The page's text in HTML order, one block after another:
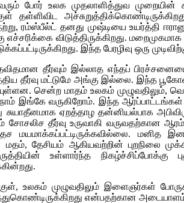
போர் உலக முதலாளித்துவ
தள்ளிவிட
ரம்ஸ்பீல்ட் தனது முஷ்டியை உயர்த்தி
எச்சரிக்கை விடுத்திருக்கிறது.
இந்த பேரழிவு ஒரு
தீர்வும் இல்லாத எந்தப்
தீர்வு மட்டுமே அங்கு இல்லை. இந்த
சென்ற மாதம் உலகம்
நாம் இங்கே வருகிறோம். இந்த
சுயாதீனமாக ஏறத்தாழ தன்னியல்பாக
சோசலிச தீர்வு உருவாகி வருவதற்கான
மயமாக்கப்பட்டிருக்கவில்லை.
தேசியம் ஆகியவற்றின் புறநிலை
உள்ளார்ந்த
உலகம் முழுவதிலும் இளைஞர்கள்
என்பதற்கான